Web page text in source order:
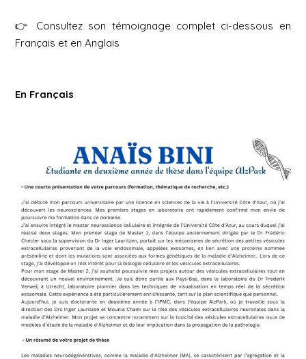
👉 Consultez son témoignage complet ci-dessous en
Français et en Anglais
En Français